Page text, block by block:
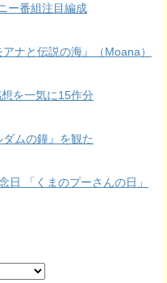
ー番組注目編成
ナと伝説の海』（Moana）
を一気に15作分
ムの鐘』を観た
日 「くまのプーさんの日」